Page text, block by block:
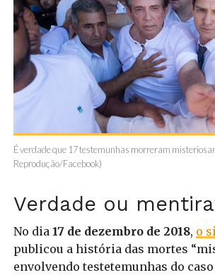
É verdade que 17 testemunhas morreram
Reprodução/Facebook)
Verdade ou
No dia 17 de dezembro de 2018, o
publicou a história das mortes
envolvendo testetemunhas do caso